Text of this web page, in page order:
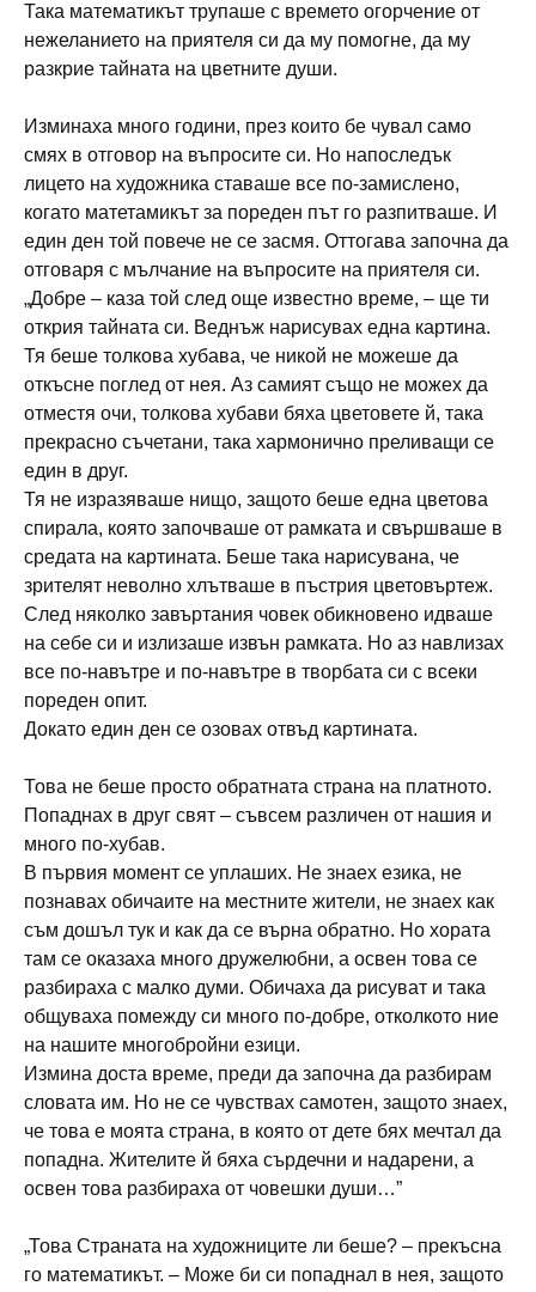
Така математикът трупаше с времето огорчение от
нежеланието на приятеля си да му помогне, да му
разкрие тайната на цветните души.
Изминаха много години, през които бе чувал само
смях в отговор на въпросите си. Но напоследък
лицето на художника ставаше все по-замислено,
когато матетамикът за пореден път го разпитваше. И
един ден той повече не се засмя. Оттогава започна да
отговаря с мълчание на въпросите на приятеля си.
„Добре – каза той след още известно време, – ще ти
открия тайната си. Веднъж нарисувах една картина.
Тя беше толкова хубава, че никой не можеше да
откъсне поглед от нея. Аз самият също не можех да
отместя очи, толкова хубави бяха цветовете й, така
прекрасно съчетани, така хармонично преливащи се
един в друг.
Тя не изразяваше нищо, защото беше една цветова
спирала, която започваше от рамката и свършваше в
средата на картината. Беше така нарисувана, че
зрителят неволно хлътваше в пъстрия цветовъртеж.
След няколко завъртания човек обикновено идваше
на себе си и излизаше извън рамката. Но аз навлизах
все по-навътре и по-навътре в творбата си с всеки
пореден опит.
Докато един ден се озовах отвъд картината.
Това не беше просто обратната страна на платното.
Попаднах в друг свят – съвсем различен от нашия и
много по-хубав.
В първия момент се уплаших. Не знаех езика, не
познавах обичаите на местните жители, не знаех как
съм дошъл тук и как да се върна обратно. Но хората
там се оказаха много дружелюбни, а освен това се
разбираха с малко думи. Обичаха да рисуват и така
общуваха помежду си много по-добре, отколкото ние
на нашите многобройни езици.
Измина доста време, преди да започна да разбирам
словата им. Но не се чувствах самотен, защото знаех,
че това е моята страна, в която от дете бях мечтал да
попадна. Жителите й бяха сърдечни и надарени, а
освен това разбираха от човешки души…”
„Това Страната на художниците ли беше? – прекъсна
го математикът. – Може би си попаднал в нея, защото